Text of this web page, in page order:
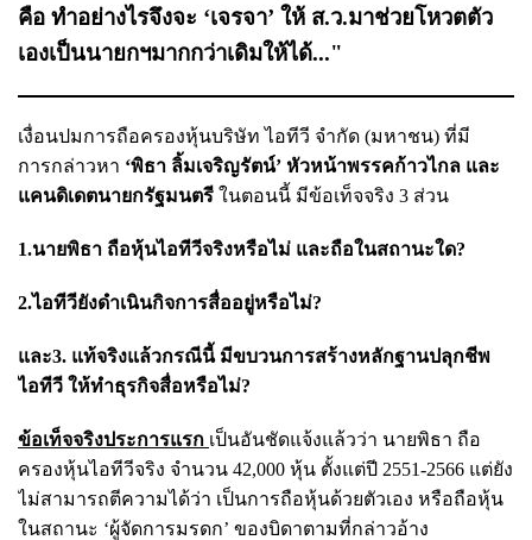
คือ ทำอย่างไรจึงจะ ‘เจรจา’ ให้ ส.ว.มาช่วยโหวตตัว
เองเป็นนายกฯมากกว่าเดิมให้ได้..."
เงื่อนปมการถือครองหุ้นบริษัท ไอทีวี จำกัด (มหาชน) ที่มี
การกล่าวหา ‘พิธา ลิ้มเจริญรัตน์’ หัวหน้าพรรคก้าวไกล และ
แคนดิเดตนายกรัฐมนตรี ในตอนนี้ มีข้อเท็จจริง 3 ส่วน
1.นายพิธา ถือหุ้นไอทีวีจริงหรือไม่ และถือในสถานะใด?
2.ไอทีวียังดำเนินกิจการสื่ออยู่หรือไม่?
และ3. แท้จริงแล้วกรณีนี้ มีขบวนการสร้างหลักฐานปลุกชีพ
ไอทีวี ให้ทำธุรกิจสื่อหรือไม่?
ข้อเท็จจริงประการแรก เป็นอันชัดแจ้งแล้วว่า นายพิธา ถือ
ครองหุ้นไอทีวีจริง จำนวน 42,000 หุ้น ตั้งแต่ปี 2551-2566 แต่ยัง
ไม่สามารถตีความได้ว่า เป็นการถือหุ้นด้วยตัวเอง หรือถือหุ้น
ในสถานะ ‘ผู้จัดการมรดก’ ของบิดาตามที่กล่าวอ้าง